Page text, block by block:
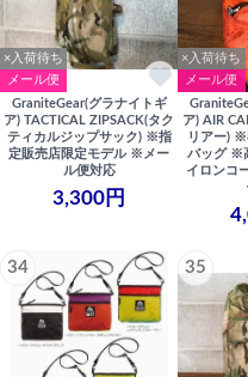
×入荷待ち
メール便
GraniteGear(グラナイトギ
ア) TACTICAL ZIPSACK(タク
ティカルジップサック) ※指
定販売店限定モデル ※メー
ル便対応
3,300円
×入荷待ち
メール便
ア) AIR
リアー)
バッグ ※
イロンコ
34 35